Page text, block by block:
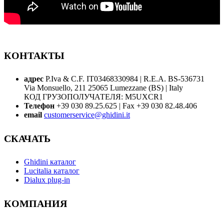
КОНТАКТЫ
адрес P.Iva & C.F. IT03468330984 | R.E.A. BS-536731
Via Monsuello, 211 25065 Lumezzane (BS) | Italy
КОД ГРУЗОПОЛУЧАТЕЛЯ: M5UXCR1
Телефон +39 030 89.25.625 | Fax +39 030 82.48.406
email customerservice@ghidini.it
СКАЧАТЬ
Ghidini каталог
Lucitalia каталог
Dialux plug-in
КОМПАНИЯ